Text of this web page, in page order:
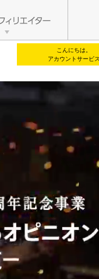
こんにちは。
アカウントサービス